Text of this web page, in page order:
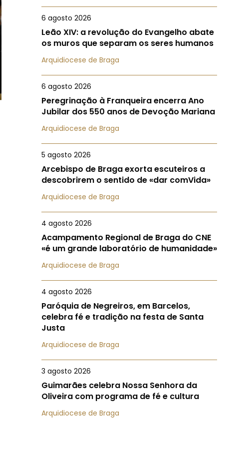
6 agosto 2026
Leão XIV: a revolução do Evangelho abate
os muros que separam os seres humanos
Arquidiocese de Braga
6 agosto 2026
Peregrinação à Franqueira encerra Ano
Jubilar dos 550 anos de Devoção Mariana
Arquidiocese de Braga
5 agosto 2026
Arcebispo de Braga exorta escuteiros a
descobrirem o sentido de «dar comVida»
Arquidiocese de Braga
4 agosto 2026
Acampamento Regional de Braga do CNE
«é um grande laboratório de humanidade»
Arquidiocese de Braga
4 agosto 2026
Paróquia de Negreiros, em Barcelos,
celebra fé e tradição na festa de Santa
Justa
Arquidiocese de Braga
3 agosto 2026
Guimarães celebra Nossa Senhora da
Oliveira com programa de fé e cultura
Arquidiocese de Braga